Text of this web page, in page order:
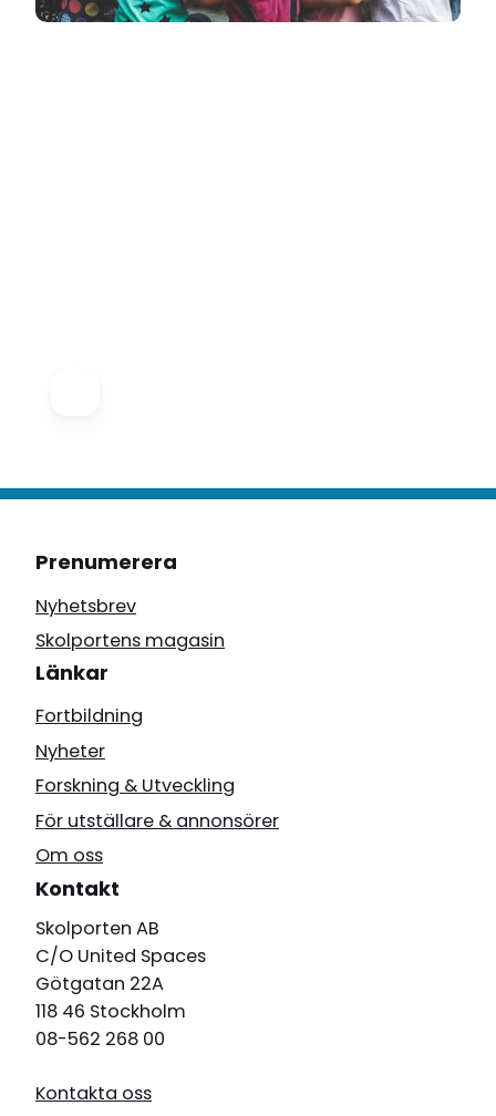
Prenumerera
Nyhetsbrev
Skolportens magasin
Länkar
Fortbildning
Nyheter
Forskning & Utveckling
För utställare & annonsörer
Om oss
Kontakt
Skolporten AB
C/O United Spaces
Götgatan 22A
118 46 Stockholm
08-562 268 00
Kontakta oss